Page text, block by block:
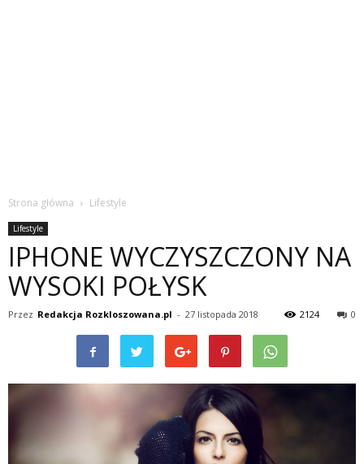
Strona główna Lifestyle
Lifestyle
IPHONE WYCZYSZCZONY NA
WYSOKI POŁYSK
Przez Redakcja Rozkloszowana.pl - 27 listopada 2018 0
2124